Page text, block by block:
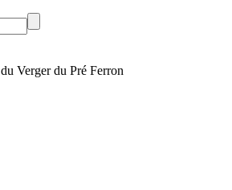
Verger du Pré Ferron